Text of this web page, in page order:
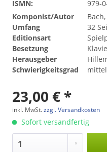
ISMN:
979-
Komponist/Autor
Umfang
32
Editionsart
Besetzung
Herausgeber
Schwierigkeitsgrad
23,00 € *
inkl. MwSt.zzgl. Versandkosten
Sofort versandfertig